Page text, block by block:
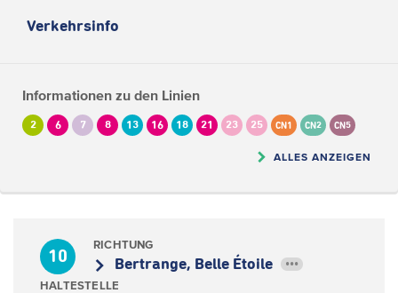
Verkehrsinfo
Informationen zu den Linien
2 6 7 8 13 16 18 21 23 25 CN1 CN2 CN5
ALLES ANZEIGEN
10
RICHTUNG
Bertrange, Belle Étoile •••
HALTESTELLE